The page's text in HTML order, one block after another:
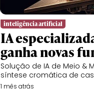
inteligência artificial
IA
ganha novas
Solução de IA de Meio &
síntese cromática de
1 mês atrás